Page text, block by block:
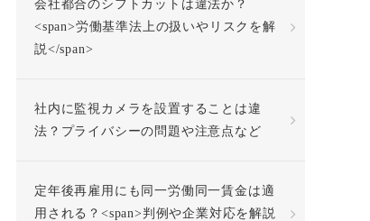
会社都合のシフトカットは違法か？
<span>労働基準法上の扱いやリスクを解
説</span>
社内に監視カメラを設置することは違
法？プライバシーの問題や注意点など
定年後再雇用にも同一労働同一賃金は適
用される？<span>判例や企業対応を解説